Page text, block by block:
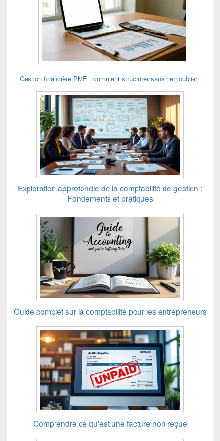
Gestion financière PME : comment structurer sans rien oublier
Exploration approfondie de la comptabilité de gestion :
Fondements et pratiques
Guide complet sur la comptabilité pour les entrepreneurs
Comprendre ce qu’est une facture non reçue